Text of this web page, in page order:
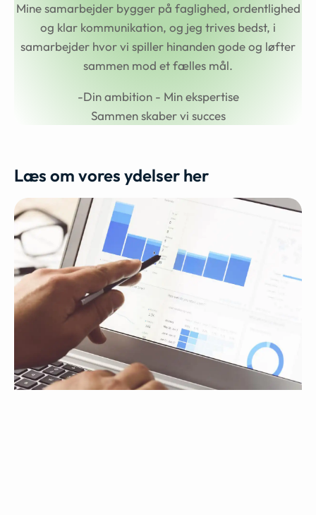
Mine samarbejder bygger på faglighed, ordentlighed
og klar kommunikation, og jeg trives bedst, i
samarbejder hvor vi spiller hinanden gode og løfter
sammen mod et fælles mål.
-Din ambition - Min ekspertise
Sammen skaber vi succes
Læs om vores ydelser her